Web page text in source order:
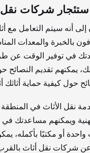
شركات نقل
أنه سيتم التعامل مع
بالخبرة والمعدات
في توفير الوقت عن
يمكنهم تقديم
نقل الأثاث في المنطقة
ويمكنهم مساعدتك في
أو مكتبًا بأكمله،
شركات نقل أثاث